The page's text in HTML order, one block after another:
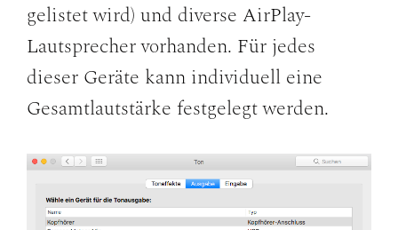
gelistet wird) und diverse AirPlay-
Lautsprecher vorhanden. Für jedes
dieser Geräte kann individuell eine
Gesamtlautstärke festgelegt werden.